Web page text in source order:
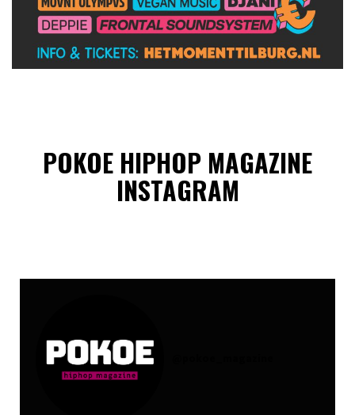
POKOE HIPHOP MAGAZINE
INSTAGRAM